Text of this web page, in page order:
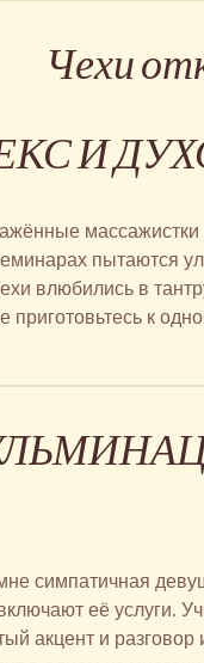
Чехи
И
массажистки
пытаются
влюбились в
приготовьтесь к
симпатичная
её услуги.
акцент и